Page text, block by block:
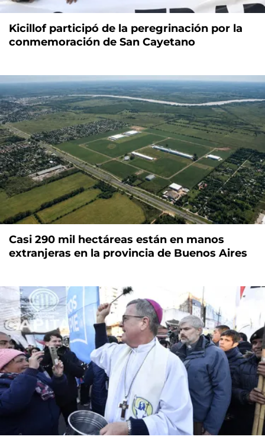
Kicillof participó de la peregrinación por la
conmemoración de San Cayetano
Casi 290 mil hectáreas están en manos
extranjeras en la provincia de Buenos Aires